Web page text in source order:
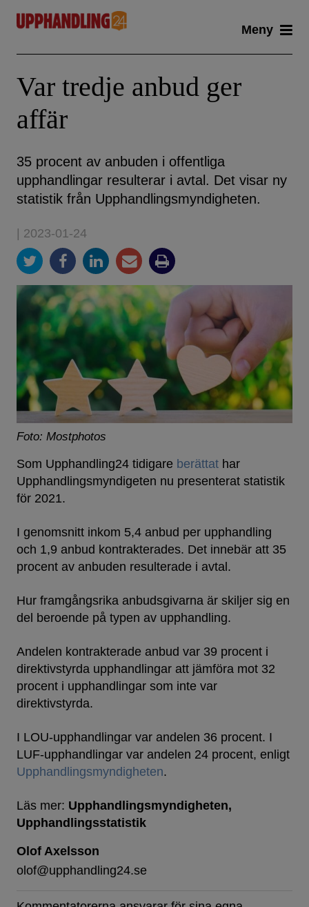
content
Meny
Var tredje anbud ger
affär
35 procent av anbuden i offentliga
upphandlingar resulterar i avtal. Det visar ny
statistik från Upphandlingsmyndigheten.
| 2023-01-24
Foto: Mostphotos
Som Upphandling24 tidigare berättat har
Upphandlingsmyndigeten nu presenterat statistik
för 2021.
I genomsnitt inkom 5,4 anbud per upphandling
och 1,9 anbud kontrakterades. Det innebär att 35
procent av anbuden resulterade i avtal.
Hur framgångsrika anbudsgivarna är skiljer sig en
del beroende på typen av upphandling.
Andelen kontrakterade anbud var 39 procent i
direktivstyrda upphandlingar att jämföra mot 32
procent i upphandlingar som inte var
direktivstyrda.
I LOU-upphandlingar var andelen 36 procent. I
LUF-upphandlingar var andelen 24 procent, enligt
Upphandlingsmyndigheten.
Läs mer: Upphandlingsmyndigheten
Upphandlingsstatistik
Olof Axelsson
olof@upphandling24.se